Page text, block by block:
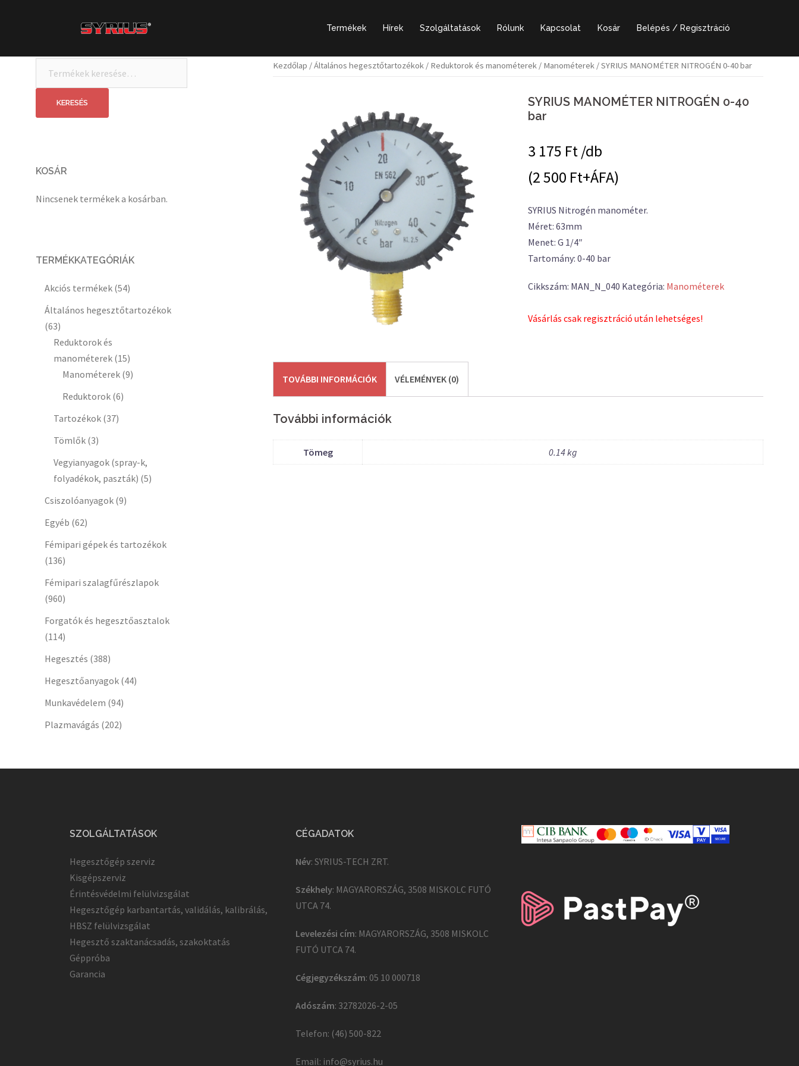
Termékek Hírek Szolgáltatások Rólunk Kapcsolat Kosár Belépés / Regisztráció
Kezdőlap /Általános hegesztőtartozékok / Reduktorok és manométerek / Manométerek / SYRIUS MANOMÉTER NITROGÉN 0-40 bar
SYRIUS MANOMÉTER NITROGÉN 0-40
bar
3 175 Ft /db
(2 500 Ft+ÁFA)
SYRIUS Nitrogén manométer.
Méret: 63mm
Menet: G 1/4″
Tartomány: 0-40 bar
Cikkszám: MAN_N_040 Kategória: Manométerek
Vásárlás csak regisztráció után lehetséges!
TOVÁBBI INFORMÁCIÓK VÉLEMÉNYEK (0)
További információk
Tömeg 0.14 kg
következőre:
KERESÉS
KOSÁR
Nincsenek termékek a kosárban.
TERMÉKKATEGÓRIÁK
Akciós termékek (54)
Általános hegesztőtartozékok
(63)
Reduktorok és
manométerek (15)
Manométerek (9)
Reduktorok (6)
Tartozékok (37)
Tömlők (3)
Vegyianyagok (spray-k,
folyadékok, paszták) (5)
Csiszolóanyagok (9)
Egyéb (62)
Fémipari gépek és tartozékok
(136)
Fémipari szalagfűrészlapok
(960)
Forgatók és hegesztőasztalok
(114)
Hegesztés (388)
Hegesztőanyagok (44)
Munkavédelem (94)
Plazmavágás (202)
SZOLGÁLTATÁSOK
Hegesztőgép szerviz
Kisgépszerviz
Érintésvédelmi felülvizsgálat
Hegesztőgép karbantartás, validálás, kalibrálás,
HBSZ felülvizsgálat
Hegesztő szaktanácsadás, szakoktatás
Géppróba
Garancia
CÉGADATOK
Név: SYRIUS-TECH ZRT.
Székhely: MAGYARORSZÁG, 3508 MISKOLC FUTÓ
UTCA 74.
Levelezési cím: MAGYARORSZÁG, 3508 MISKOLC
FUTÓ UTCA 74.
Cégjegyzékszám: 05 10 000718
Adószám: 32782026-2-05
Telefon: (46) 500-822
Email: info@syrius.hu